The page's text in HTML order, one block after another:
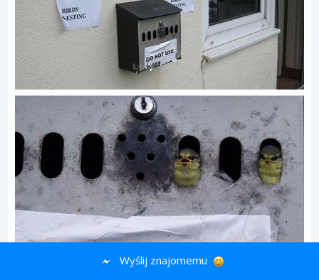
Wyślij znajomemu